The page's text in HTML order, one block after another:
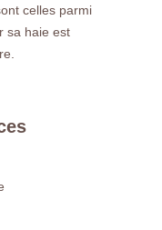
celles parmi
sa haie est